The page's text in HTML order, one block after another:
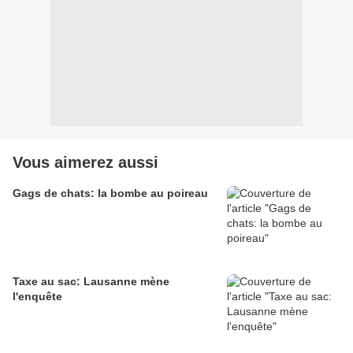
Vous aimerez aussi
Gags de chats: la bombe au poireau
Taxe au sac: Lausanne mène
l'enquête